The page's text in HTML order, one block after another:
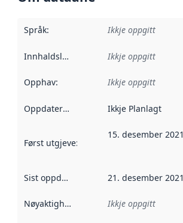
Språk: Ikkje oppgitt
Innhaldsleverandørar :
Ikkje oppgitt
Opphav: Ikkje oppgitt
Oppdateringsfrekvens :
Ikkje Planlagt
Først utgjeve:
15. desember 2021
Sist oppdatert 21. desember 2021
Nøyaktigheit Ikkje oppgitt